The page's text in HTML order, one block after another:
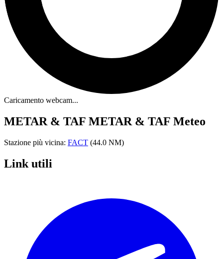
Caricamento webcam...
METAR & TAF METAR & TAF Meteo
Stazione più vicina: FACT (44.0 NM)
Link utili